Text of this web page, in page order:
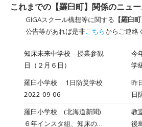
これまでの【羅臼町】関係のニュ
GIGAスクール構想等に関する 【羅臼町
公告等があれば是非こちらからご連絡
知床未来中学校 授業参観
日（２月６日）
今
学
講
室
ち
羅臼小学校 1日防災学校
2022-09-06
昨
日
し
羅臼小学校 (北海道新聞)
６年インスタ組、知床のま
教
後